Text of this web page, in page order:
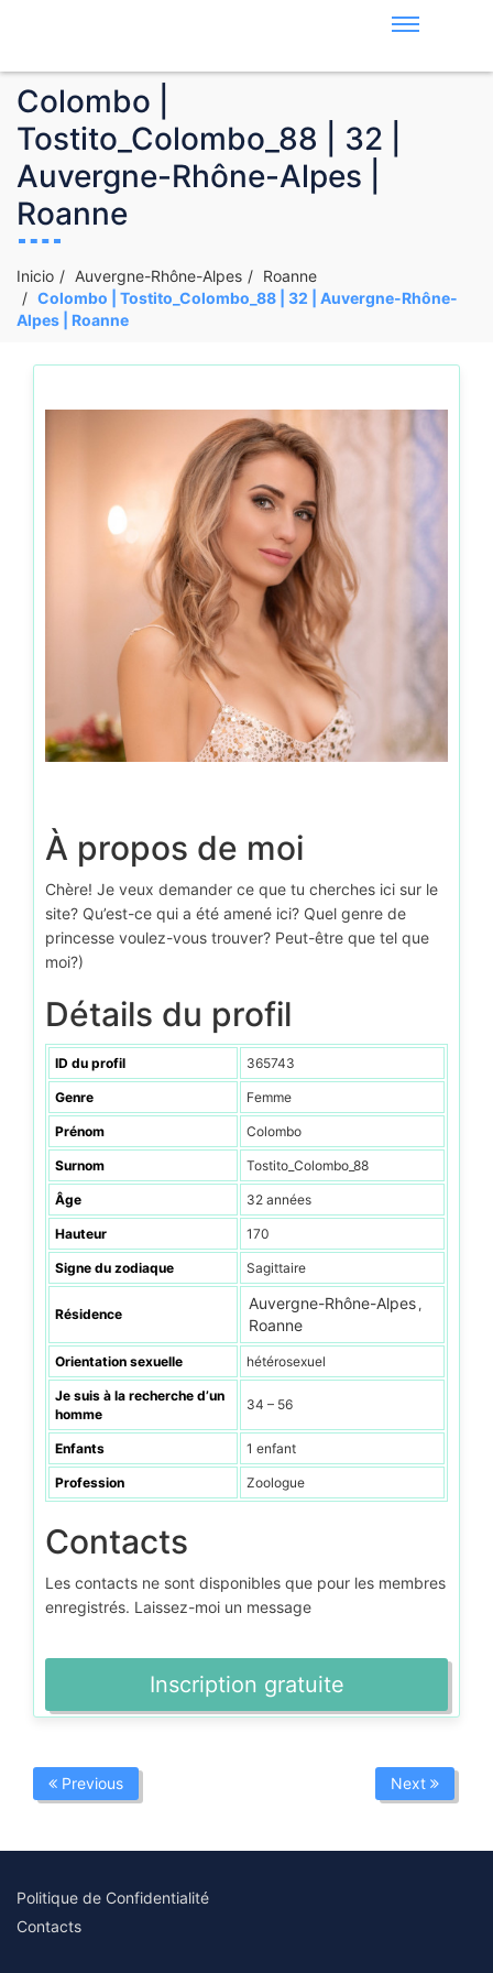
Colombo |
Tostito_Colombo_88 | 32 |
Auvergne-Rhône-Alpes |
Roanne
Inicio Auvergne-Rhône-Alpes
Roanne
Colombo | Tostito_Colombo_88 | 32 | Auvergne-Rhône-
Alpes | Roanne
À propos de moi
Chère! Je veux demander ce que tu cherches ici sur le
site? Qu’est-ce qui a été amené ici? Quel genre de
princesse voulez-vous trouver? Peut-être que tel que
moi?)
Détails du profil
ID du profil 365743
Genre Femme
Prénom Colombo
Surnom Tostito_Colombo_88
Âge 32 années
Hauteur 170
Signe du zodiaque Sagittaire
Résidence
Auvergne-Rhône-Alpes ,
Roanne
Orientation sexuelle hétérosexuel
Je suis à la recherche d’un
homme
34 – 56
Enfants 1 enfant
Profession Zoologue
Contacts
Les contacts ne sont disponibles que pour les membres
enregistrés. Laissez-moi un message
Inscription gratuite
Previous Next
Politique de Confidentialité
Contacts